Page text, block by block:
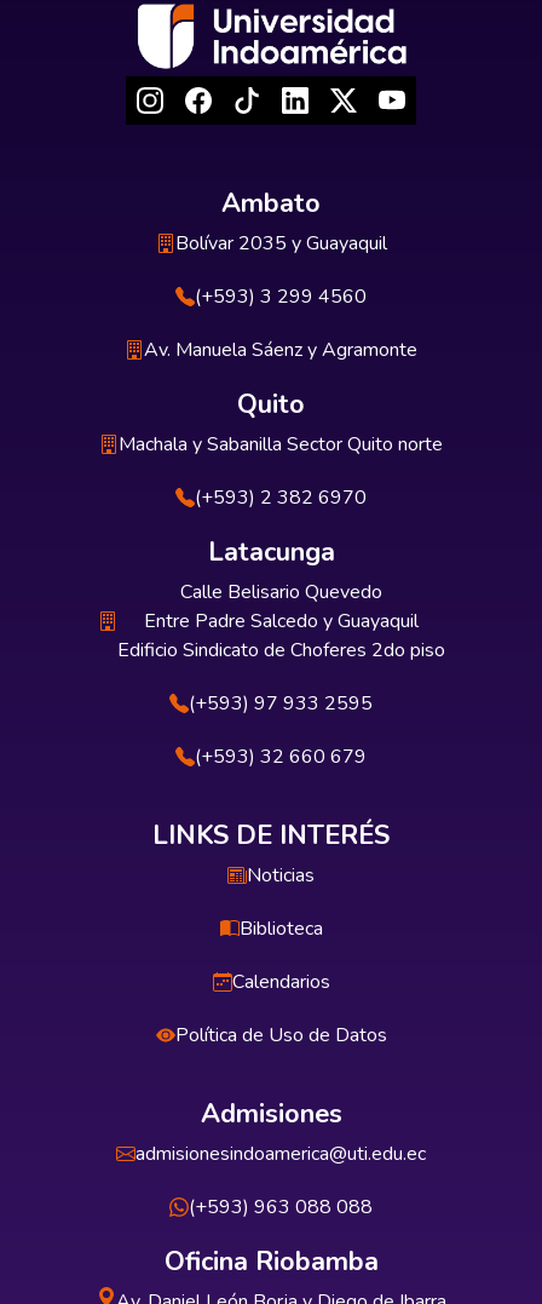
Ambato
Bolívar 2035 y Guayaquil
(+593) 3 299 4560
Av. Manuela Sáenz y Agramonte
Quito
Machala y Sabanilla Sector Quito norte
(+593) 2 382 6970
Latacunga
Calle Belisario Quevedo
Entre Padre Salcedo y Guayaquil
Edificio Sindicato de Choferes 2do piso
(+593) 97 933 2595
(+593) 32 660 679
LINKS DE INTERÉS
Noticias
Biblioteca
Calendarios
Política de Uso de Datos
Admisiones
admisionesindoamerica@uti.edu.ec
(+593) 963 088 088
Oficina Riobamba